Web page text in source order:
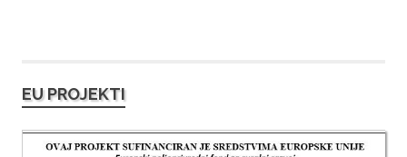
EU PROJEKTI